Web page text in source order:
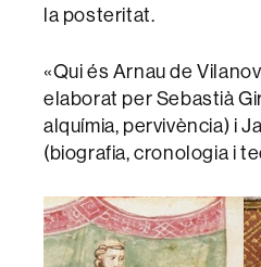
la posteritat.
«Qui és Arnau de
elaborat per Sebastià
alquímia, pervivència) i
(biografia, cronologia i